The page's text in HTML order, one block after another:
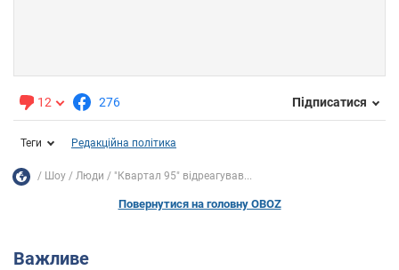
12 276 Підписатися
Теги Редакційна політика
Шоу Люди "Квартал 95" відреагував...
Повернутися на головну OBOZ
Важливе